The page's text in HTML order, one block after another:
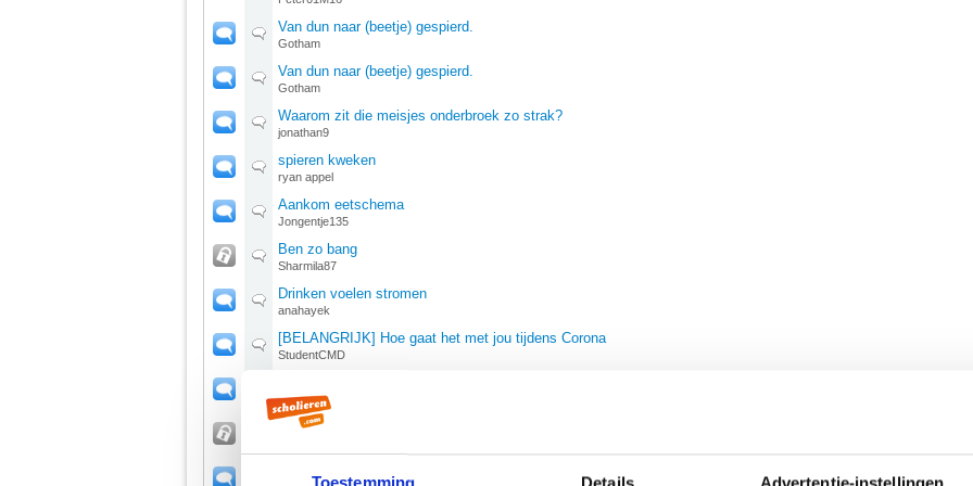
Van dun naar (beetje) gespierd.
Gotham
Van dun naar (beetje) gespierd.
Gotham
Waarom zit die meisjes onderbroek zo strak?
jonathan9
spieren kweken
ryan appel
Aankom eetschema
Jongentje135
Ben zo bang
Sharmila87
Drinken voelen stromen
anahayek
[BELANGRIJK] Hoe gaat het met jou tijdens Corona
StudentCMD
SugarFairyxx
Wat moet ik doen??????